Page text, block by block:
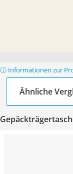
ⓘ Informationen zur
Ähnliche